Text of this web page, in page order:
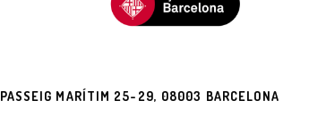
PASSEIG MARÍTIM 25-29, 08003 BARCELONA